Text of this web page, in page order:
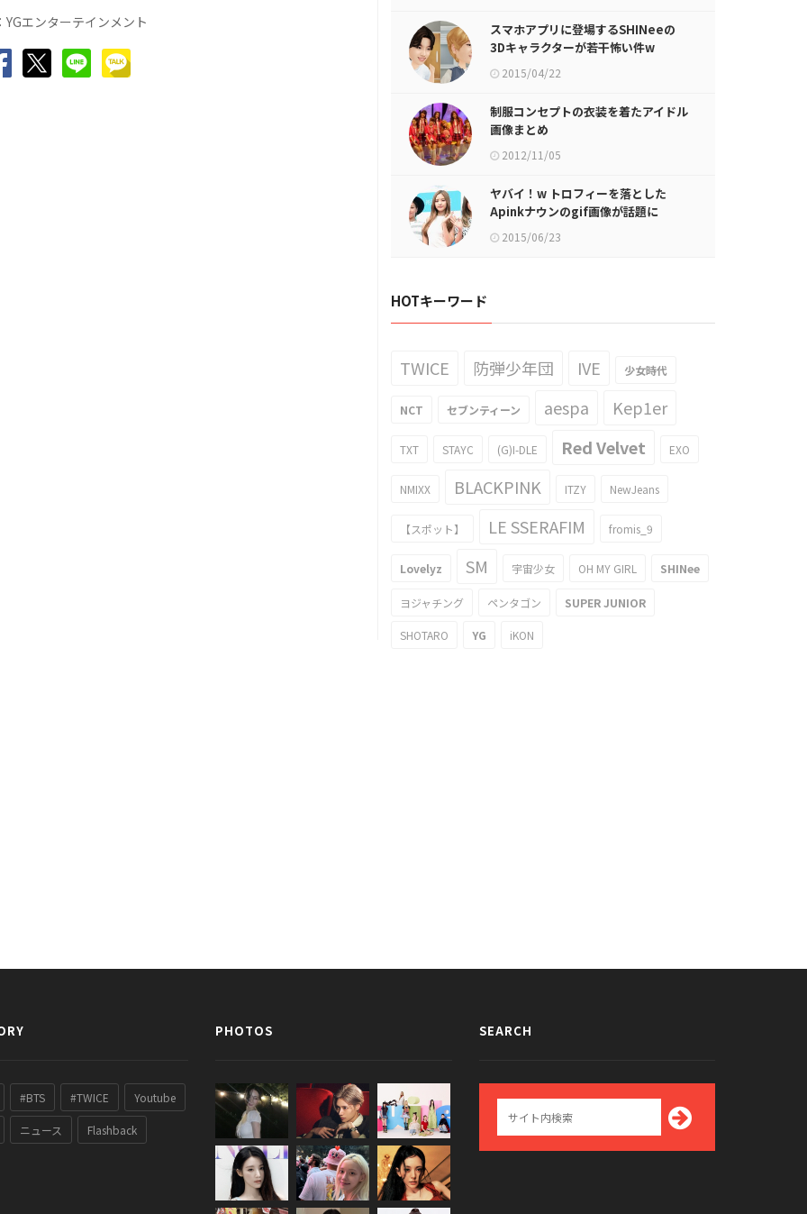
エンターテインメント
スマホアプリに登場するSHINeeの
3Dキャラクターが若干怖い件w
2015/04/22
制服コンセプトの衣装を着たアイドル
画像まとめ
2012/11/05
ヤバイ！w トロフィーを落とした
Apinkナウンのgif画像が話題に
2015/06/23
HOTキーワード
TWICE 防弾少年団 IVE 少女時代
NCT セブンティーン aespa Kep1er
TXT STAYC (G)I-DLE Red Velvet EXO
NMIXX BLACKPINK ITZY NewJeans
【スポット】 LE SSERAFIM fromis_9
Lovelyz SM 宇宙少女 OH MY GIRL SHINee
ヨジャチング ペンタゴン SUPER JUNIOR
SHOTARO YG iKON
#BTS #TWICE Youtube
ニュース Flashback
PHOTOS SEARCH